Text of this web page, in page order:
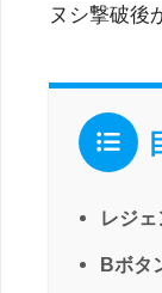
ヌシ撃破後
レジ
Bボタ